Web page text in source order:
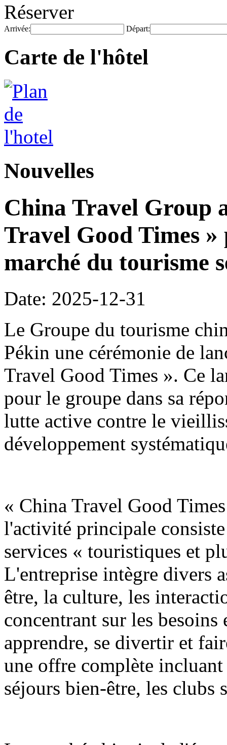
Réserver
Arrivée: Départ:
Carte de l'hôtel
Nouvelles
China Travel Group
Travel Good Times »
marché du tourisme
Date: 2025-12-31
Le Groupe du tourisme
Pékin une cérémonie de
Travel Good Times ». Ce
pour le groupe dans sa
lutte active contre le
développement
« China Travel Good
l'activité principale
services « touristiques et
L'entreprise intègre divers
être, la culture, les
concentrant sur les
apprendre, se divertir et
une offre complète
séjours bien-être, les clubs